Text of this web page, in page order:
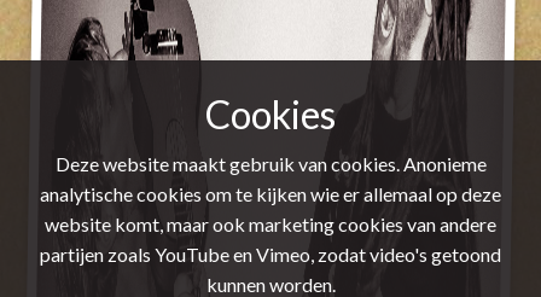
Cookies
Deze website maakt gebruik van cookies. Anonieme
analytische cookies om te kijken wie er allemaal op deze
website komt, maar ook marketing cookies van andere
partijen zoals YouTube en Vimeo, zodat video's getoond
kunnen worden.